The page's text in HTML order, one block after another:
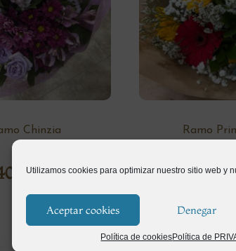
Utilizamos cookies para optimizar nuestro sitio web y
Aceptar cookies Denegar
Política de cookiesPolítica de
Chinzia
€
Ramo